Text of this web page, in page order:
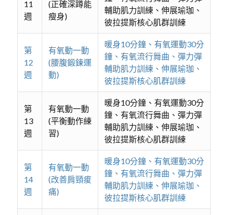
11
週
(正確深蹲能
瘦身)
輔助肌力訓練、伸展瑜珈、
彼拉提斯核心肌群訓練
第
12
週
有氧動一動
(腰腹鍛鍊運
動)
暖身10分鐘、有氧運動30分
鐘、有氧流行舞曲、彈力彈
輔助肌力訓練、伸展瑜珈、
彼拉提斯核心肌群訓練
第
13
週
有氧動一動
(平衡動作練
習)
暖身10分鐘、有氧運動30分
鐘、有氧流行舞曲、彈力彈
輔助肌力訓練、伸展瑜珈、
彼拉提斯核心肌群訓練
第
14
週
有氧動一動
(改善肩頸痠
痛)
暖身10分鐘、有氧運動30分
鐘、有氧流行舞曲、彈力彈
輔助肌力訓練、伸展瑜珈、
彼拉提斯核心肌群訓練